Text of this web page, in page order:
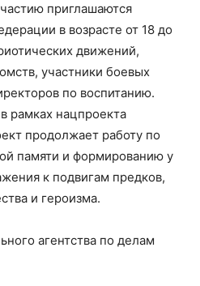
приглашаются
в возрасте от 18 до
движений,
участники боевых
по воспитанию.
рамках нацпроекта
продолжает работу по
памяти и формированию у
к подвигам предков,
и героизма.
агентства по делам